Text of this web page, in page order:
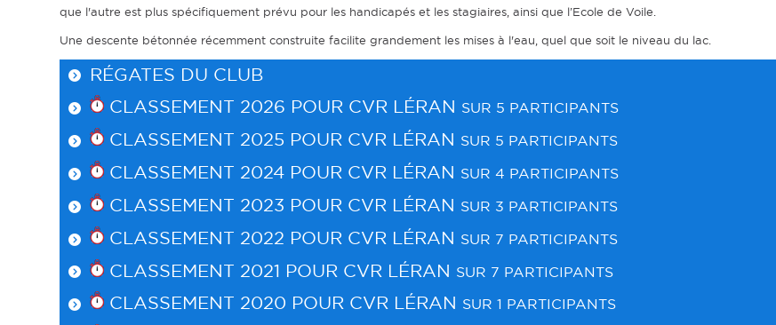
que l'autre est plus spécifiquement prévu pour les handicapés et les stagiaires, ainsi que l’Ecole de Voile.
Une descente bétonnée récemment construite facilite grandement les mises à l'eau, quel que soit le niveau du lac.
RÉGATES DU CLUB
CLASSEMENT 2026 POUR CVR LÉRAN SUR 5 PARTICIPANTS
CLASSEMENT 2025 POUR CVR LÉRAN SUR 5 PARTICIPANTS
CLASSEMENT 2024 POUR CVR LÉRAN SUR 4 PARTICIPANTS
CLASSEMENT 2023 POUR CVR LÉRAN SUR 3 PARTICIPANTS
CLASSEMENT 2022 POUR CVR LÉRAN SUR 7 PARTICIPANTS
CLASSEMENT 2021 POUR CVR LÉRAN SUR 7 PARTICIPANTS
CLASSEMENT 2020 POUR CVR LÉRAN SUR 1 PARTICIPANTS